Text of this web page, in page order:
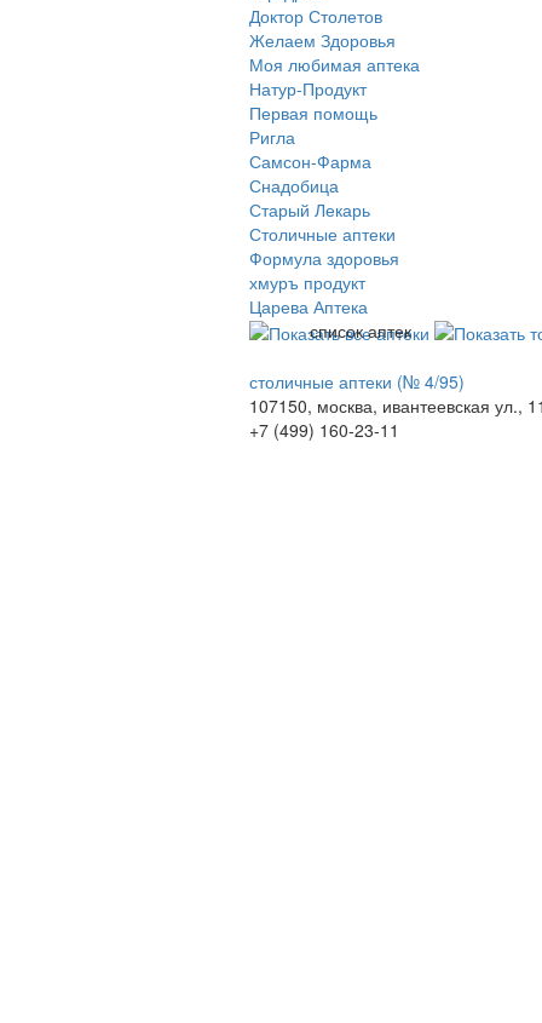
Доктор Столетов
Желаем Здоровья
Моя любимая аптека
Натур-Продукт
Первая помощь
Ригла
Самсон-Фарма
Снадобица
Старый Лекарь
Столичные аптеки
Формула здоровья
хмуръ продукт
Царева Аптека
список аптек
столичные аптеки (№ 4/95)
107150, москва, ивантеевская ул.,
+7 (499) 160-23-11